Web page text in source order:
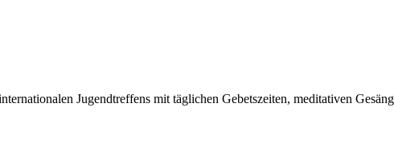
Jugendtreffens mit täglichen Gebetszeiten, meditativen